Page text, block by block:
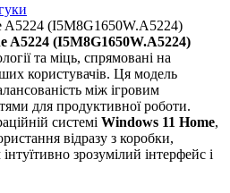
(I5M8G1650W.A5224)
A5224 (I5M8G1650W.A5224)
та міць, спрямовані на
користувачів. Ця модель
між ігровим
для продуктивної роботи.
системі Windows 11 Home,
відразу з коробки,
зрозумілий інтерфейс і